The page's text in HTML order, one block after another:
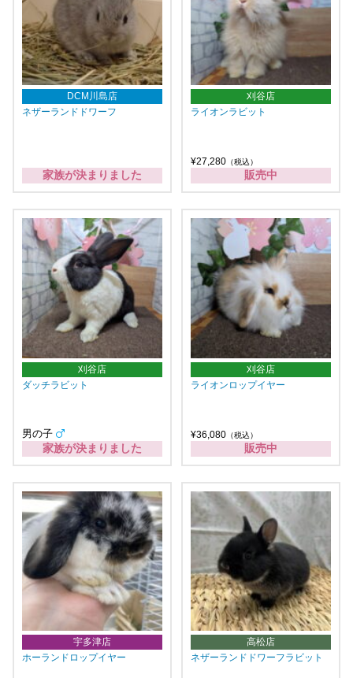
DCM川島店
ネザーランドドワーフ
家族が決まりました
刈谷店
ライオンラビット
¥27,280 （税込）
販売中
刈谷店
ダッチラビット
男の子
家族が決まりました
刈谷店
ライオンロップイヤー
¥36,080 （税込）
販売中
宇多津店
ホーランドロップイヤー
高松店
ネザーランドドワーフラビット